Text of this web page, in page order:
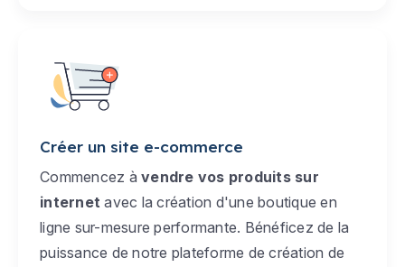
Créer un site e-commerce
Commencez à vendre vos produits sur
internet avec la création d'une boutique en
ligne sur-mesure performante. Bénéficez de la
puissance de notre plateforme de création de